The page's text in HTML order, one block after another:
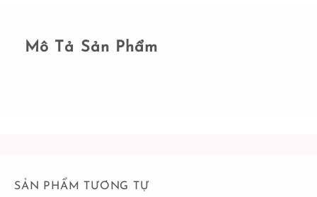
Mô Tả Sản Phẩm
SẢN PHẨM TƯƠNG TỰ